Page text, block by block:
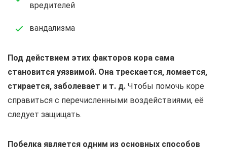
вредителей
вандализма
Под действием этих факторов кора сама
становится уязвимой. Она трескается, ломается,
стирается, заболевает и т. д. Чтобы помочь коре
справиться с перечисленными воздействиями, её
следует защищать.
Побелка является одним из основных способов